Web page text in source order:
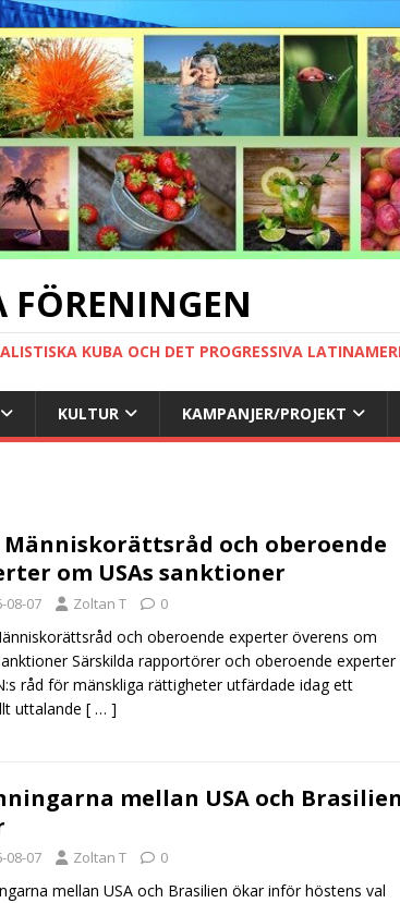
FÖRENINGEN
KUBA OCH DET PROGRESSIVA
KULTUR KAMPANJER/PROJEKT
Människorättsråd och oberoende
om USAs sanktioner
08-07 Zoltan T 0
och oberoende experter överens om
Särskilda rapportörer och oberoende experter
råd för mänskliga rättigheter utfärdade idag ett
uttalande [ … ]
mellan USA och Brasilien
08-07 Zoltan T 0
mellan USA och Brasilien ökar inför höstens val